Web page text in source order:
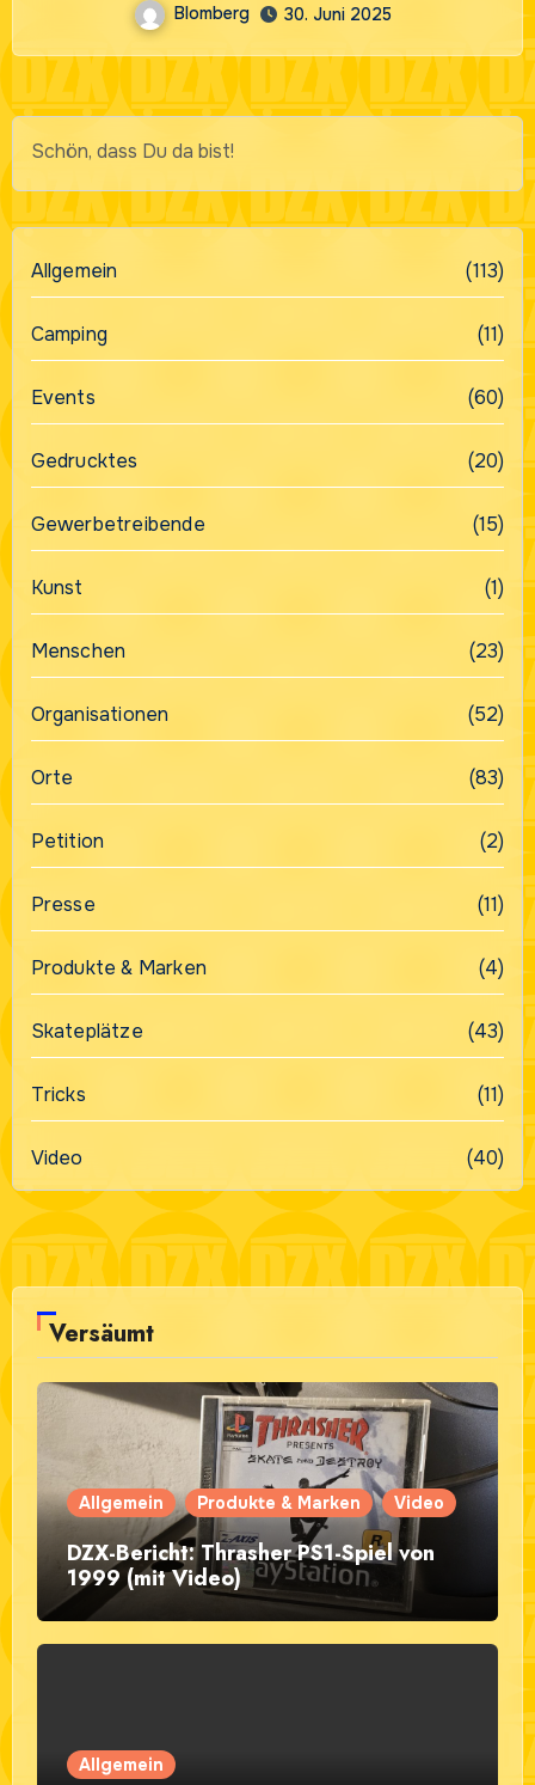
Blomberg 30. Juni 2025
Schön, dass Du da bist!
Allgemein (113)
Camping (11)
Events (60)
Gedrucktes (20)
Gewerbetreibende (15)
Kunst (1)
Menschen (23)
Organisationen (52)
Orte (83)
Petition (2)
Presse (11)
Produkte & Marken (4)
Skateplätze (43)
Tricks (11)
Video (40)
Versäumt
Allgemein Produkte & Marken Video
DZX-Bericht: Thrasher PS1-Spiel von
1999 (mit Video)
Allgemein